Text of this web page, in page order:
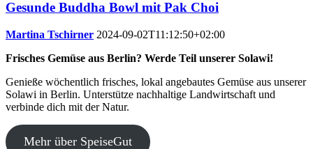
Gesunde Buddha Bowl mit Pak Choi
Martina Tschirner 2024-09-02T11:12:50+02:00
Frisches Gemüse aus Berlin? Werde Teil unserer Solawi!
Genieße wöchentlich frisches, lokal angebautes Gemüse aus unserer
Solawi in Berlin. Unterstütze nachhaltige Landwirtschaft und
verbinde dich mit der Natur.
Mehr über SpeiseGut